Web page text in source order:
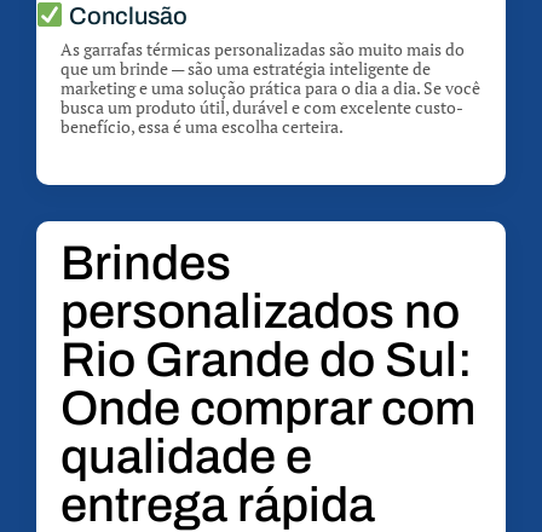
Conclusão
As garrafas térmicas personalizadas são muito mais do
que um brinde — são uma estratégia inteligente de
marketing e uma solução prática para o dia a dia. Se você
busca um produto útil, durável e com excelente custo-
benefício, essa é uma escolha certeira.
Brindes
personalizados no
Rio Grande do Sul:
Onde comprar com
qualidade e
entrega rápida